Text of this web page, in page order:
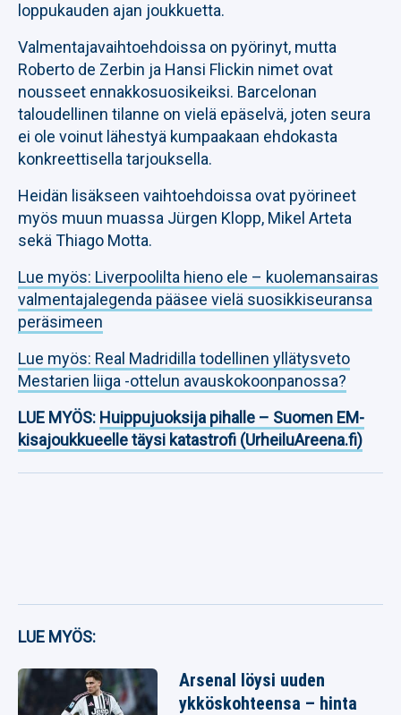
loppukauden ajan joukkuetta.
Valmentajavaihtoehdoissa on pyörinyt, mutta
Roberto de Zerbin ja Hansi Flickin nimet ovat
nousseet ennakkosuosikeiksi. Barcelonan
taloudellinen tilanne on vielä epäselvä, joten seura
ei ole voinut lähestyä kumpaakaan ehdokasta
konkreettisella tarjouksella.
Heidän lisäkseen vaihtoehdoissa ovat pyörineet
myös muun muassa Jürgen Klopp, Mikel Arteta
sekä Thiago Motta.
Lue myös: Liverpoolilta hieno ele – kuolemansairas
valmentajalegenda pääsee vielä suosikkiseuransa
peräsimeen
Lue myös: Real Madridilla todellinen yllätysveto
Mestarien liiga -ottelun avauskokoonpanossa?
LUE MYÖS: Huippujuoksija pihalle – Suomen EM-
kisajoukkueelle täysi katastrofi (UrheiluAreena.fi)
LUE MYÖS:
Arsenal löysi uuden
ykköskohteensa – hinta